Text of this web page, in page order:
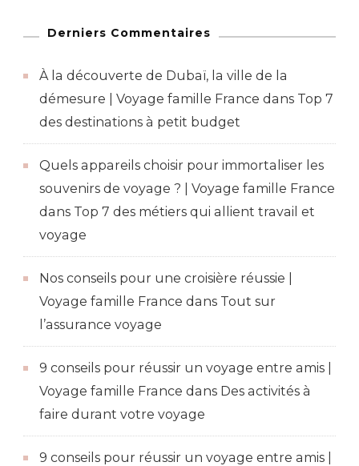
Derniers Commentaires
À la découverte de Dubaï, la ville de la
démesure | Voyage famille France dans Top 7
des destinations à petit budget
Quels appareils choisir pour immortaliser les
souvenirs de voyage ? | Voyage famille France
dans Top 7 des métiers qui allient travail et
voyage
Nos conseils pour une croisière réussie |
Voyage famille France dans Tout sur
l’assurance voyage
9 conseils pour réussir un voyage entre amis |
Voyage famille France dans Des activités à
faire durant votre voyage
9 conseils pour réussir un voyage entre amis |